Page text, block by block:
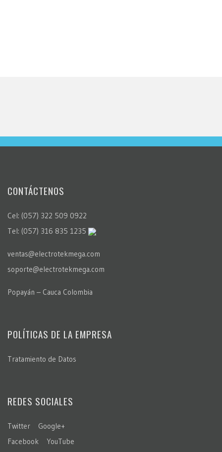
CONTÁCTENOS
Cel: (057) 322 509 0922
Tel: (057) 316 835 1235
ventas@electrotekmega.com
soporte@electrotekmega.com
Popayán – Cauca Colombia
POLÍTICAS DE LA EMPRESA
Tratamiento de Datos
REDES SOCIALES
Twitter
Google+
Facebook
YouTube